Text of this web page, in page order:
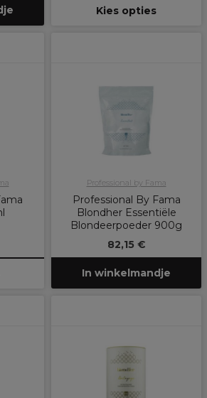
Kies opties
Professional by Fama
Professional By Fama
Blondher Essentiële
Blondeerpoeder 900g
82,15 €
In winkelmandje